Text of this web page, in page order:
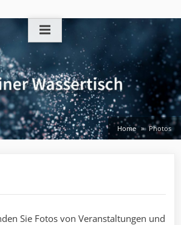
Home Photos
Sie Fotos von Veranstaltungen und